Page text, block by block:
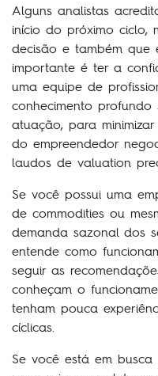
Alguns analistas
início do próximo ciclo,
decisão e também que
importante é ter a
uma equipe de
conhecimento
atuação, para
do empreendedor
laudos de valuation
Se você possui uma
de commodities ou
demanda sazonal dos
entende como
seguir as
conheçam o
tenham pouca
cíclicas.
Se você está em